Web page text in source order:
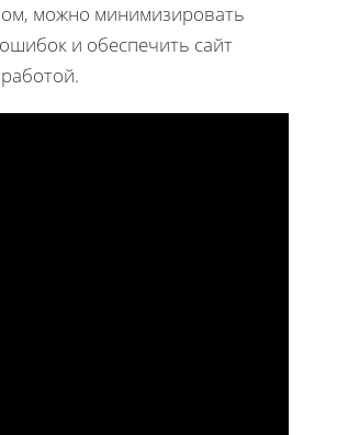
можно минимизировать
и обеспечить сайт